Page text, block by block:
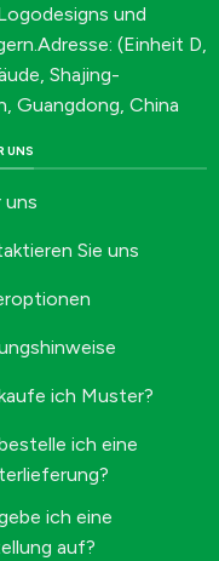
und
(Einheit D,
Shajing-
Guangdong, China
UNS
uns
Sie uns
ich Muster?
ich eine
ich eine
auf?